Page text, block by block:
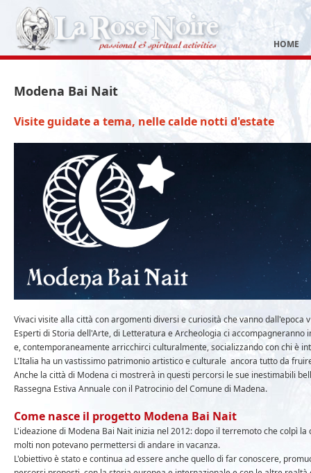
HOME
Modena Bai Nait
Visite guidate a tema, nelle calde notti d'estate
Vivaci visite alla città con argomenti diversi e curiosità che vanno dall'epoca
Esperti di Storia dell'Arte, di Letteratura e Archeologia ci
e, contemporaneamente arricchirci culturalmente, socializzando con chi è
L'Italia ha un vastissimo patrimonio artistico e culturale ancora tutto da
Anche la città di Modena ci mostrerà in questi percorsi le sue inestimabili
Rassegna Estiva Annuale con il Patrocinio del Comune di Madena.
Come nasce il progetto Modena Bai Nait
L'ideazione di Modena Bai Nait inizia nel 2012: dopo il terremoto che colpì
molti non potevano permettersi di andare in vacanza.
L'obiettivo è stato e continua ad essere anche quello di far conoscere,